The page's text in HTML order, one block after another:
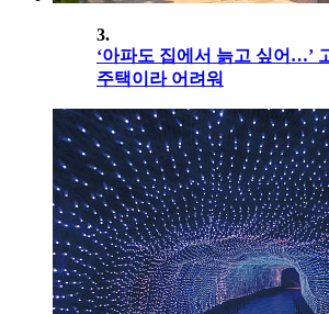
3.
‘아파도 집에서 늙고 싶어…’
주택이라 어려워